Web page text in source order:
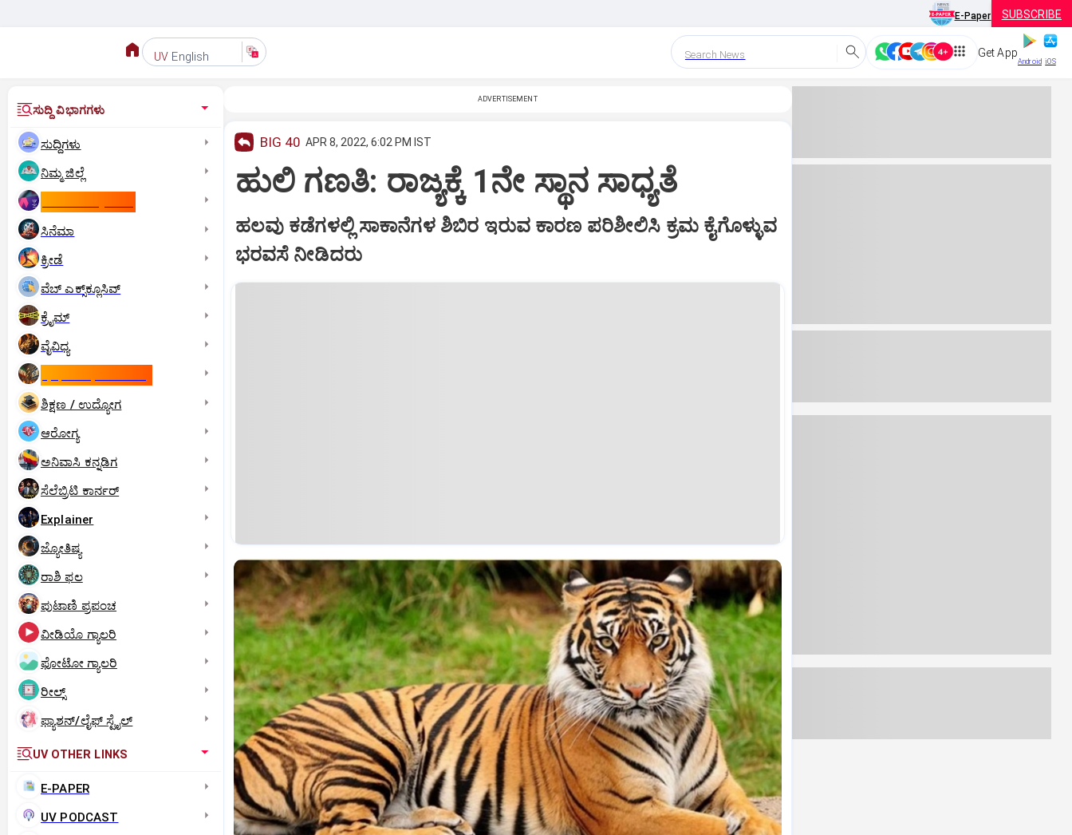
E-Paper SUBSCRIBE
UV English Search News Get App
Android iOS
ಸುದ್ದಿ ವಿಭಾಗಗಳು
ಸುದ್ದಿಗಳು
ನಿಮ್ಮ ಜಿಲ್ಲೆ
ಸಿನೆಮಾ
ಕ್ರೀಡೆ
ವೆಬ್ ಎಕ್ಸ್‌ಕ್ಲೂಸಿವ್
ಕ್ರೈಮ್
ವೈವಿಧ್ಯ
ಶಿಕ್ಷಣ / ಉದ್ಯೋಗ
ಆರೋಗ್ಯ
ಅನಿವಾಸಿ ಕನ್ನಡಿಗ
ಸೆಲೆಬ್ರಿಟಿ ಕಾರ್ನರ್‌
Explainer
ಜ್ಯೋತಿಷ್ಯ
ರಾಶಿ ಫಲ
ಪುಟಾಣಿ ಪ್ರಪಂಚ
ವೀಡಿಯೊ ಗ್ಯಾಲರಿ
ಫೋಟೋ ಗ್ಯಾಲರಿ
ರೀಲ್ಸ್
ಫ್ಯಾಶನ್/ಲೈಫ್‌ ಸ್ಟೈಲ್
UV OTHER LINKS
E-PAPER
UV PODCAST
ADVERTISEMENT
BIG 40 APR 8, 2022, 6:02 PM IST
ಹುಲಿ ಗಣತಿ: ರಾಜ್ಯಕ್ಕೆ 1ನೇ ಸ್ಥಾನ ಸಾಧ್ಯತೆ
ಹಲವು ಕಡೆಗಳಲ್ಲಿ ಸಾಕಾನೆಗಳ ಶಿಬಿರ ಇರುವ ಕಾರಣ ಪರಿಶೀಲಿಸಿ ಕ್ರಮ ಕೈಗೊಳ್ಳುವ
ಭರವಸೆ ನೀಡಿದರು